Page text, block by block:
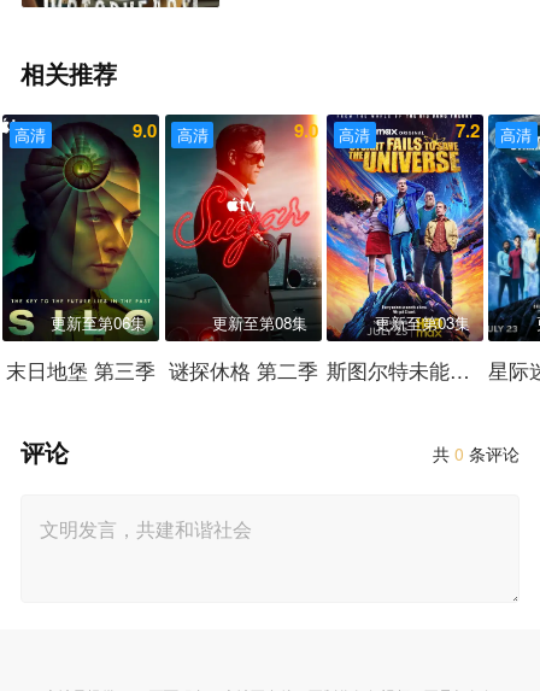
相关推荐
高清 9.0
更新至第06集
末日地堡 第三季
高清 9.0
更新至第08集
谜探休格 第二季
高清 7.2
更新至第03集
斯图尔特未能拯救宇宙
高清
共0 条评论
评论